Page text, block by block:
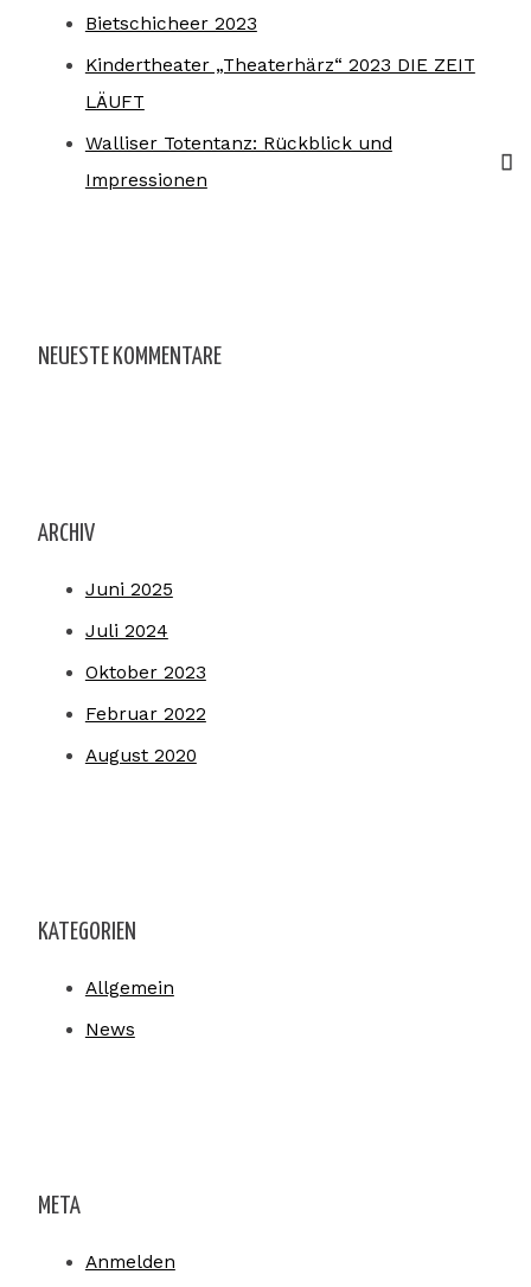
Bietschicheer 2023
Kindertheater „Theaterhärz“ 2023 DIE ZEIT
LÄUFT
Walliser Totentanz: Rückblick und
Impressionen
NEUESTE KOMMENTARE
ARCHIV
Juni 2025
Juli 2024
Oktober 2023
Februar 2022
August 2020
KATEGORIEN
Allgemein
News
META
Anmelden